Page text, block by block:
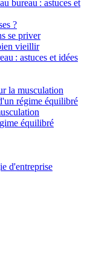
bureau : astuces et
?
se priver
vieillir
: astuces et idées
la musculation
régime équilibré
équilibré
d'entreprise